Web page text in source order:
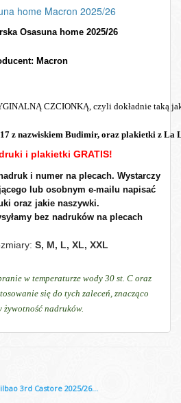
home Macron 2025/26
Osasuna home 2025/26
Macron
z nazwiskiem Budimir, oraz plakietki z La
i plakietki GRATIS!
i numer na plecach. Wystarczy
lub osobnym e-mailu napisać
oraz jakie naszywki.
bez nadruków na plecach
S, M, L, XL, XXL
w temperaturze wody 30 st. C oraz
się do tych zaleceń, znacząco
żywotność nadruków.
3rd Castore 2025/26...